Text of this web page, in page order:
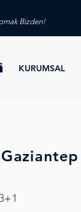
Bizden!
KURUMSAL